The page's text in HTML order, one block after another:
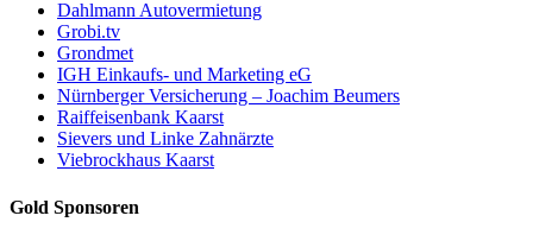
Dahlmann Autovermietung
Grobi.tv
Grondmet
IGH Einkaufs- und Marketing eG
Nürnberger Versicherung – Joachim Beumers
Raiffeisenbank Kaarst
Sievers und Linke Zahnärzte
Viebrockhaus Kaarst
Gold Sponsoren